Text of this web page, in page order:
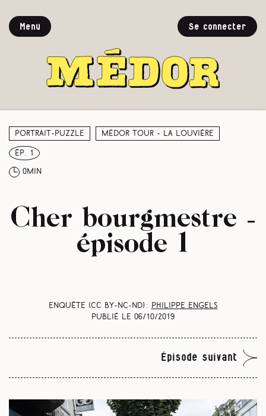
Menu Se connecter
Portrait-puzzle Médor Tour - La Louvière
ép. 1
0min
Cher bourgmestre -
épisode 1
Enquête (CC BY-NC-ND) :
Philippe Engels
Publié le 06/10/2019
Épisode suivant